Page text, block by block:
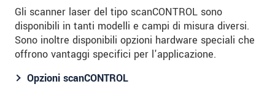
Gli scanner laser del tipo scanCONTROL sono
disponibili in tanti modelli e campi di misura diversi.
Sono inoltre disponibili opzioni hardware speciali che
offrono vantaggi specifici per l'applicazione.
Opzioni scanCONTROL